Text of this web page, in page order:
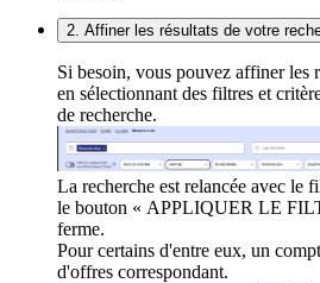
2. Affiner les résultats de votre
Si besoin, vous pouvez affiner les
en sélectionnant des filtres et
de recherche.
La recherche est relancée avec le
le bouton « APPLIQUER LE
ferme.
Pour certains d'entre eux, un
d'offres correspondant.